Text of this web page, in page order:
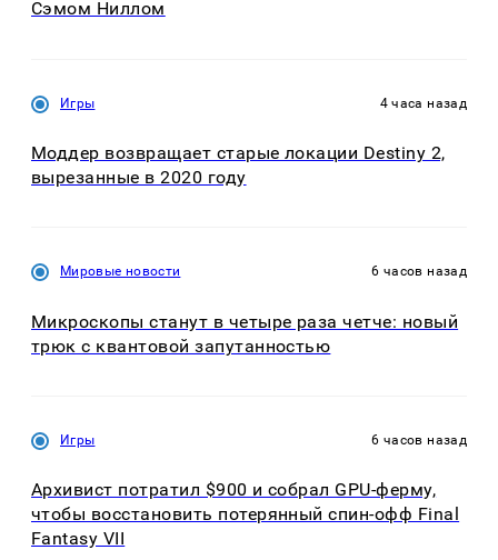
Сэмом Ниллом
Игры 4 часа назад
Моддер возвращает старые локации Destiny 2,
вырезанные в 2020 году
Мировые новости 6 часов назад
Микроскопы станут в четыре раза четче: новый
трюк с квантовой запутанностью
Игры 6 часов назад
Архивист потратил $900 и собрал GPU-ферму,
чтобы восстановить потерянный спин-офф Final
Fantasy VII